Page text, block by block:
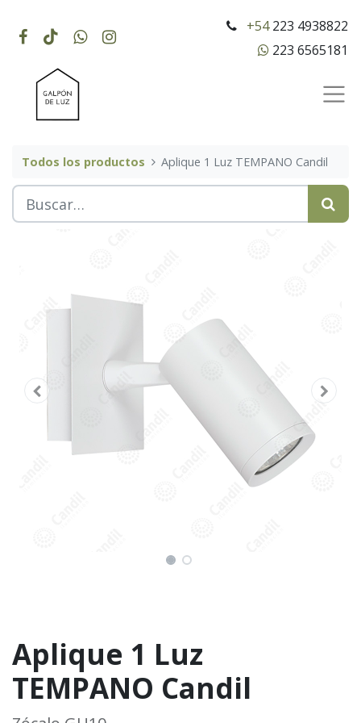
+54223 4938822
223 6565181
Todos los productos Aplique 1 Luz TEMPANO Candil
Aplique 1 Luz
TEMPANO Candil